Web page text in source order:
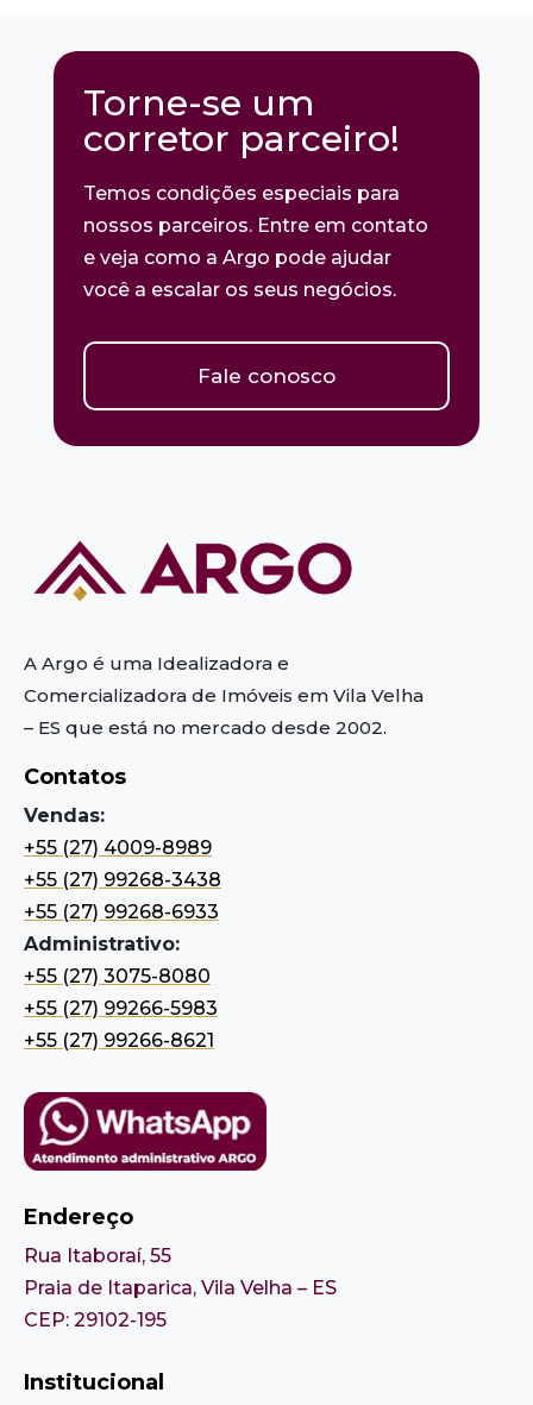
Torne-se um
corretor parceiro!
Temos condições especiais para
nossos parceiros. Entre em contato
e veja como a Argo pode ajudar
você a escalar os seus negócios.
Fale conosco
A Argo é uma Idealizadora e
Comercializadora de Imóveis em Vila Velha
– ES que está no mercado desde 2002.
Contatos
Vendas:
+55 (27) 4009-8989
+55 (27) 99268-3438
+55 (27) 99268-6933
Administrativo:
+55 (27) 3075-8080
+55 (27) 99266-5983
+55 (27) 99266-8621
Endereço
Rua Itaboraí, 55
Praia de Itaparica, Vila Velha – ES
CEP: 29102-195
Institucional